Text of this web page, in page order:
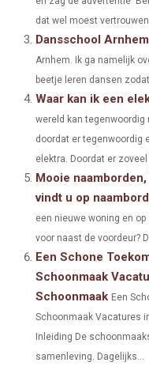
E
R
)
K
dat wel moest vertrouwen
Dansschool Arnhem
Arnhem. Ik ga namelijk
beetje leren dansen zodat
Waar kan ik een
wereld kan
doordat er tegenwoordig
elektra. Doordat er zoveel
Mooie
vindt u op
een nieuwe woning en
voor naast de voordeur?
Een Schone
Schoonmaak
Schoonmaak Een
Schoonmaak Vacatures
Inleiding De
samenleving. Dagelijks...